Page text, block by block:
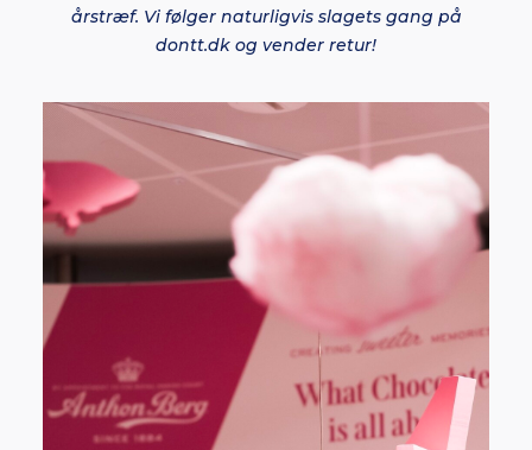
årstræf. Vi følger naturligvis slagets gang på
dontt.dk og vender retur!